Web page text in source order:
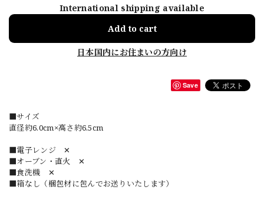
International shipping available
Add to cart
日本国内にお住まいの方向け
Save
■サイズ
直径約6.0cm×高さ約6.5cm
■電子レンジ ✕
■オーブン・直火 ✕
■食洗機 ✕
■箱なし（梱包材に包んでお送りいたします）